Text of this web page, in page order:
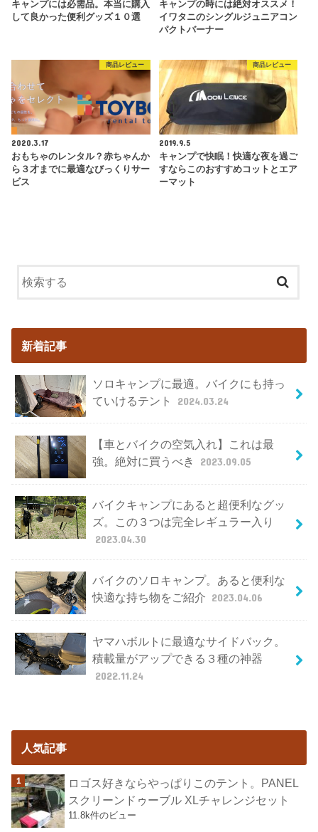
キャンプには必需品。本当に購入
して良かった便利グッズ１０選
キャンプの時には絶対オススメ！
イワタニのシングルジュニアコン
パクトバーナー
商品レビュー
2020.3.17
おもちゃのレンタル？赤ちゃんか
ら３才までに最適なびっくりサー
ビス
商品レビュー
2019.9.5
キャンプで快眠！快適な夜を過ご
すならこのおすすめコットとエア
ーマット
新着記事
ソロキャンプに最適。バイクにも持っ
ていけるテント
2024.03.24
【車とバイクの空気入れ】これは最
強。絶対に買うべき
2023.09.05
バイクキャンプにあると超便利なグッ
ズ。この３つは完全レギュラー入り
2023.04.30
バイクのソロキャンプ。あると便利な
快適な持ち物をご紹介 2023.04.06
ヤマハボルトに最適なサイドバック。
積載量がアップできる３種の神器
2022.11.24
人気記事
ロゴス好きならやっぱりこのテント。PANEL
スクリーンドゥーブル XLチャレンジセット
11.8k件のビュー